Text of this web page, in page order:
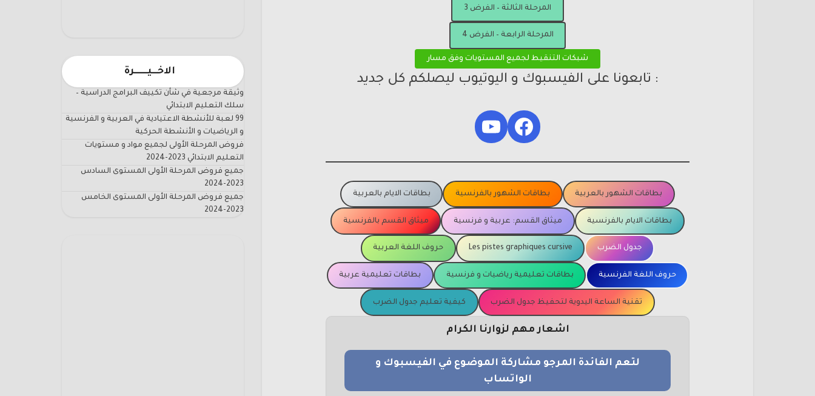
الاخـــيـــــــرة
وثيقة مرجعية في شأن تكييف البرامج الدراسية –
سلك التعليم الابتدائي
99 لعبة للأنشطة الاعتيادية في العربية و الفرنسية
و الرياضيات و الأنشطة الحركية
فروض المرحلة الأولى لجميع مواد و مستويات
التعليم الابتدائي 2023-2024
جميع فروض المرحلة الأولى المستوى السادس
2023-2024
جميع فروض المرحلة الأولى المستوى الخامس
2023-2024
المرحلة الثالثة – الفرض 3
المرحلة الرابعة – الفرض 4
شبكات التنقيط لجميع المستويات وفق مسار
: تابعونا على الفيسبوك و اليوتيوب ليصلكم كل جديد
Facebook
YouTube
بطاقات الشهور بالعربية بطاقات الشهور بالفرنسية بطاقات الايام بالعربية
بطاقات الايام بالفرنسية ميثاق القسم: عربية و فرنسية ميثاق القسم بالفرنسية
جدول الضرب Les pistes graphiques cursive حروف اللغة العربية
حروف اللغة الفرنسية بطاقات تعليمية رياضيات و فرنسية بطاقات تعليمية عربية
تقنية الساعة اليدوية لتحفيظ جدول الضرب كيفية تعليم جدول الضرب
اشعار مهم لزوارنا الكرام
لتعم الفائدة المرجو مشاركة الموضوع في الفيسبوك و
الواتساب